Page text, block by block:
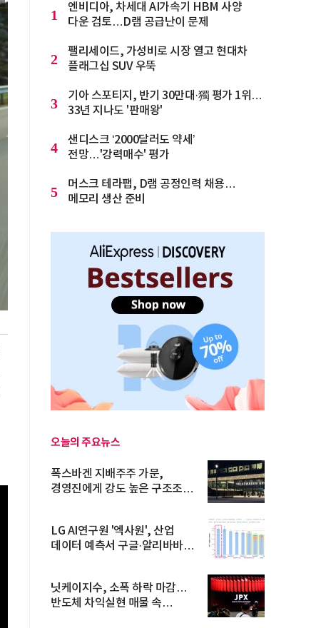
1
엔비디아, 차세대 AI가속기 HBM 사양
다운 검토…D램 공급난이 문제
2
팰리세이드, 가성비로 시장 열고 현대차
플래그십 SUV 우뚝
3
기아 스포티지, 반기 30만대·獨 평가 1위…
33년 지나도 '판매왕'
4
샌디스크 ‘2000달러도 약세’
전망…'강력매수' 평가
5
머스크 테라팹, D램 공정인력 채용…
메모리 생산 준비
오늘의 주요뉴스
폭스바겐 지배주주 가문,
경영진에게 강도 높은 구조조정
LG AI연구원 '엑사원', 산업
데이터 예측서 구글·알리바바
닛케이지수, 소폭 하락 마감…
반도체 차익실현 매물 속